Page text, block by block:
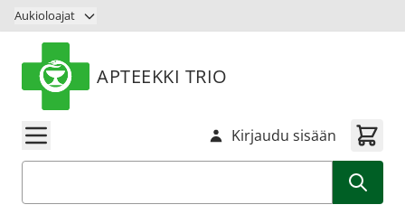
Siirry sisältöön
Aukioloajat
APTEEKKI TRIO
Kirjaudu sisään